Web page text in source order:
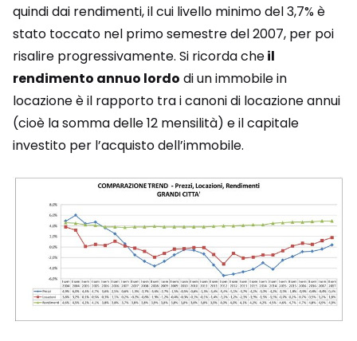
quindi dai rendimenti, il cui livello minimo del 3,7% è
stato toccato nel primo semestre del 2007, per poi
risalire progressivamente. Si ricorda cheil
rendimento annuo lordo di un immobile in
locazione è il rapporto tra i canoni di locazione annui
(cioè la somma delle 12 mensilità) e il capitale
investito per l’acquisto dell’immobile.